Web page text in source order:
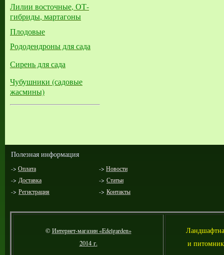
Лилии восточные, ОТ-
гибриды, мартагоны
Плодовые
Рододендроны для сада
Сирень для сада
Чубушники (садовые
жасмины)
Полезная информация
-> Оплата -> Новости
-> Доставка -> Статьи
-> Регистрация -> Контакты
©Интернет-магазин «Edelgarden»
2014 г.
Л
и питомник